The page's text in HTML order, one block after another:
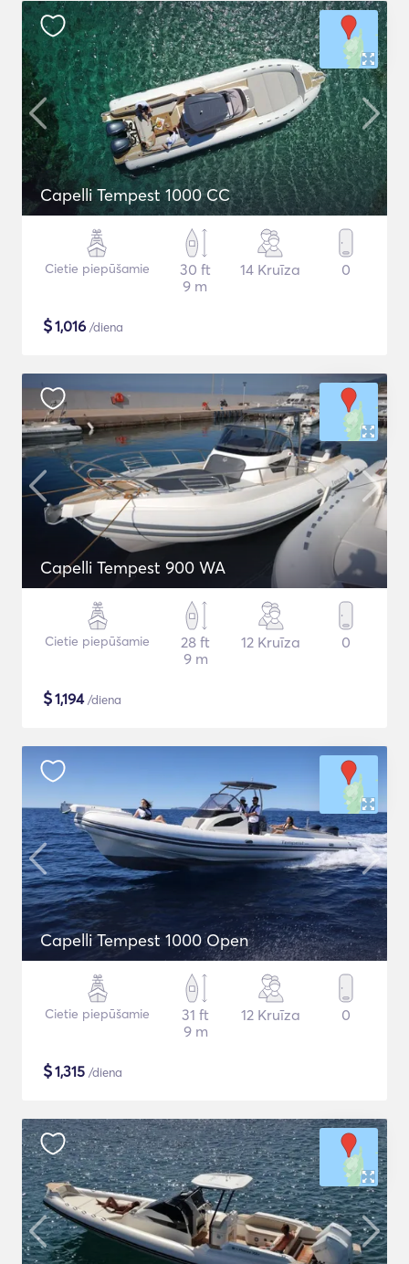
Capelli Tempest 1000 CC
Cietie piepūšamie
30 ft
9 m
14 Kruīza 0
$1,016 /diena
Capelli Tempest 900 WA
Cietie piepūšamie
28 ft
9 m
12 Kruīza 0
$1,194/diena
Capelli Tempest 1000 Open
Cietie piepūšamie
31 ft
9 m
12 Kruīza 0
$1,315 /diena